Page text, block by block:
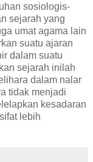
sosiologis-
sejarah yang
umat agama lain
suatu ajaran
dalam suatu
sejarah inilah
dalam nalar
tidak menjadi
kesadaran
lebih